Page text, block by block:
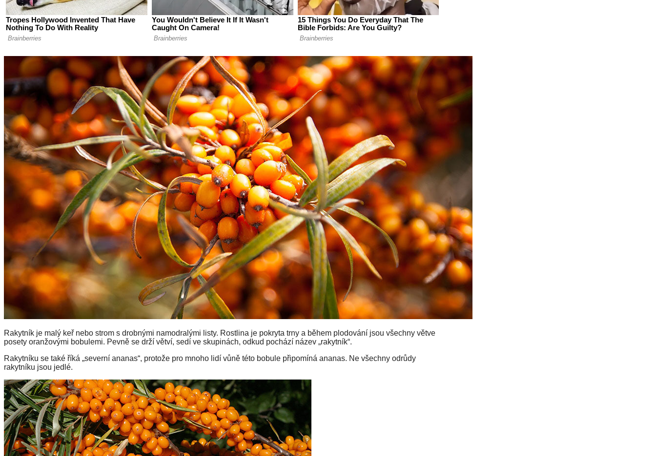
Rakytník je malý keř nebo strom s drobnými namodralými listy. Rostlina je pokryta trny a během plodování jsou všechny větve
posety oranžovými bobulemi. Pevně ​​se drží větví, sedí ve skupinách, odkud pochází název „rakytník“.
Rakytníku se také říká „severní ananas“, protože pro mnoho lidí vůně této bobule připomíná ananas. Ne všechny odrůdy
rakytníku jsou jedlé.